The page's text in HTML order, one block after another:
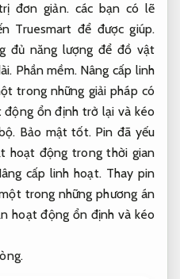
đơn giản.các bạn có lẽ
Truesmart để được giúp.
đủ năng lượng để đồ vật
Phần mềm. Nâng cấp linh
trong những giải pháp có
ổn định trở lại và kéo
Bảo mật tốt.Pin đã yếu
hoạt động trong thời gian
cấp linh hoạt.Thay pin
trong những phương án
hoạt động ổn định và kéo